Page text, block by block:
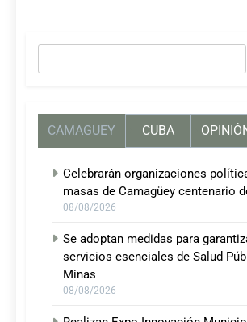
CAMAGUEY CUBA
Celebrarán organizaciones
masas de Camagüey centenario
08/08/2026
Se adoptan medidas para
servicios esenciales de Salud
Minas
08/08/2026